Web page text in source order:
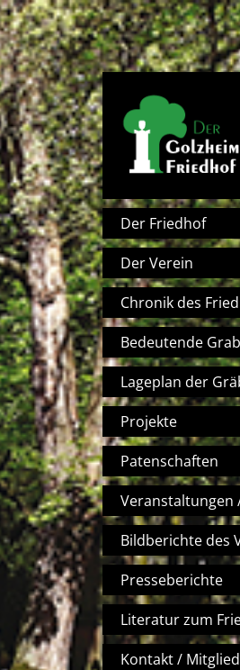
Direkt zum Inhalt
Der Friedhof
Der Verein
Chronik des
Bedeutende
Lageplan der
Projekte
Patenschaften
Veranstaltungen
Bildberichte des
Presseberichte
Literatur zum
Kontakt /